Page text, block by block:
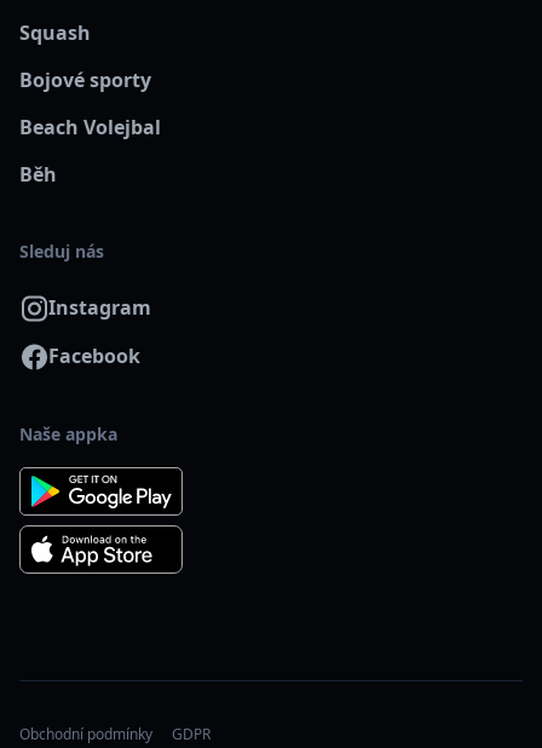
Squash
Bojové sporty
Beach Volejbal
Běh
Sleduj nás
Instagram
Facebook
Naše appka
Obchodní podmínky GDPR